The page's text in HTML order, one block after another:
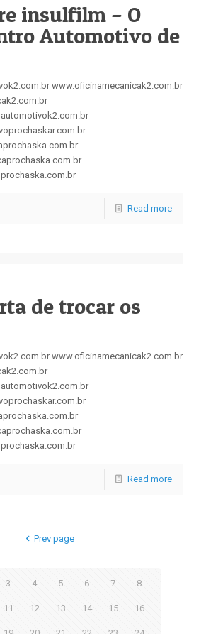
insulfilm – O
Automotivo de
www.oficinamecanicak2.com.br
Read more
de trocar os
www.oficinamecanicak2.com.br
Read more
Prev page
3 4 5 6 7 8
11 12 13 14 15 16